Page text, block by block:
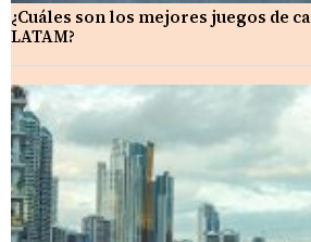
¿Cuáles son los mejores juegos de
LATAM?